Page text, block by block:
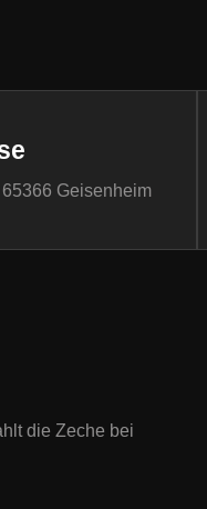
65366 Geisenheim
die Zeche bei